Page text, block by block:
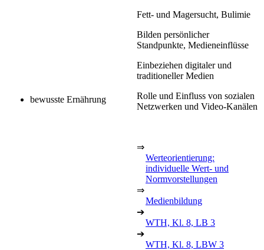
bewusste Ernährung
Fett- und Magersucht, Bulimie
Bilden persönlicher
Standpunkte, Medieneinflüsse
Einbeziehen digitaler und
traditioneller Medien
Rolle und Einfluss von sozialen
Netzwerken und Video-Kanälen
⇒
Werteorientierung:
individuelle Wert- und
Normvorstellungen
⇒
Medienbildung
➔
WTH, Kl. 8, LB 3
➔
WTH, Kl. 8, LBW 3